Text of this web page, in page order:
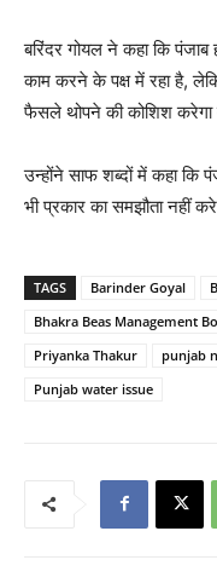
बरिंदर गोयल ने कहा कि
काम करने के पक्ष में रहा है,
फैसले थोपने की कोशिश करेगा
उन्होंने साफ शब्दों में कहा कि
भी प्रकार का समझौता नहीं
TAGS Barinder Goyal
Bhakra Beas Management
Priyanka Thakur
punjab
Punjab water issue